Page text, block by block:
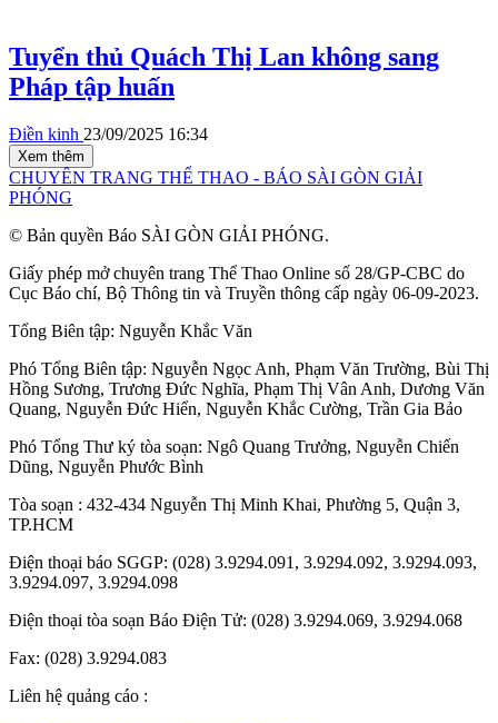
Tuyển thủ Quách Thị Lan không sang
Pháp tập huấn
Điền kinh 23/09/2025 16:34
Xem thêm
CHUYÊN TRANG THỂ THAO - BÁO SÀI GÒN GIẢI
PHÓNG
© Bản quyền Báo SÀI GÒN GIẢI PHÓNG.
Giấy phép mở chuyên trang Thể Thao Online số 28/GP-CBC do
Cục Báo chí, Bộ Thông tin và Truyền thông cấp ngày 06-09-2023.
Tổng Biên tập: Nguyễn Khắc Văn
Phó Tổng Biên tập: Nguyễn Ngọc Anh, Phạm Văn Trường, Bùi Thị
Hồng Sương, Trương Đức Nghĩa, Phạm Thị Vân Anh, Dương Văn
Quang, Nguyễn Đức Hiển, Nguyễn Khắc Cường, Trần Gia Bảo
Phó Tổng Thư ký tòa soạn: Ngô Quang Trưởng, Nguyễn Chiến
Dũng, Nguyễn Phước Bình
Tòa soạn : 432-434 Nguyễn Thị Minh Khai, Phường 5, Quận 3,
TP.HCM
Điện thoại báo SGGP: (028) 3.9294.091, 3.9294.092, 3.9294.093,
3.9294.097, 3.9294.098
Điện thoại tòa soạn Báo Điện Tử: (028) 3.9294.069, 3.9294.068
Fax: (028) 3.9294.083
Liên hệ quảng cáo :